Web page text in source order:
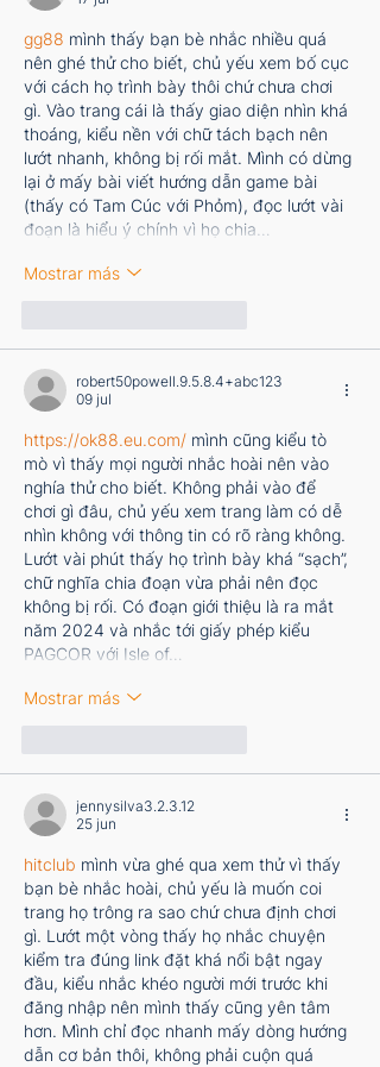
gg88 mình thấy bạn bè nhắc nhiều quá
nên ghé thử cho biết, chủ yếu xem bố cục
với cách họ trình bày thôi chứ chưa chơi
gì. Vào trang cái là thấy giao diện nhìn khá
thoáng, kiểu nền với chữ tách bạch nên
lướt nhanh, không bị rối mắt. Mình có dừng
lại ở mấy bài viết hướng dẫn game bài
(thấy có Tam Cúc với Phỏm), đọc lướt vài
đoạn là hiểu ý chính vì họ chia…
Mostrar más
robert50powell.9.5.8.4+abc123
09 jul
https://ok88.eu.com/ mình cũng kiểu tò
mò vì thấy mọi người nhắc hoài nên vào
nghía thử cho biết. Không phải vào để
chơi gì đâu, chủ yếu xem trang làm có dễ
nhìn không với thông tin có rõ ràng không.
Lướt vài phút thấy họ trình bày khá “sạch”,
chữ nghĩa chia đoạn vừa phải nên đọc
không bị rối. Có đoạn giới thiệu là ra mắt
năm 2024 và nhắc tới giấy phép kiểu
PAGCOR với Isle of…
Mostrar más
jennysilva3.2.3.12
25 jun
hitclub mình vừa ghé qua xem thử vì thấy
bạn bè nhắc hoài, chủ yếu là muốn coi
trang họ trông ra sao chứ chưa định chơi
gì. Lướt một vòng thấy họ nhắc chuyện
kiểm tra đúng link đặt khá nổi bật ngay
đầu, kiểu nhắc khéo người mới trước khi
đăng nhập nên mình thấy cũng yên tâm
hơn. Mình chỉ đọc nhanh mấy dòng hướng
dẫn cơ bản thôi, không phải cuộn quá